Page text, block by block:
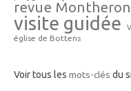
revue Montheron
visite guidée
église de Bottens
Voir tous les mots-clés du